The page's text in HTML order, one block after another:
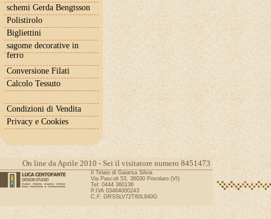
schemi Gerda Bengtsson
Polistirolo
Bigliettini
sagome decorative in
ferro
Conversione Filati
Calcolo Tessuto
Condizioni di Vendita
Privacy e Cookies
On line da Aprile 2010 - Sei il visitatore numero 8451473
Il Telaio di Gaiarsa Silvia
Via Pascoli 53, 36030 Povolaro (VI)
Tel: 0444 360136
P.IVA 03464000243
C.F. GRSSLV72T60L840G